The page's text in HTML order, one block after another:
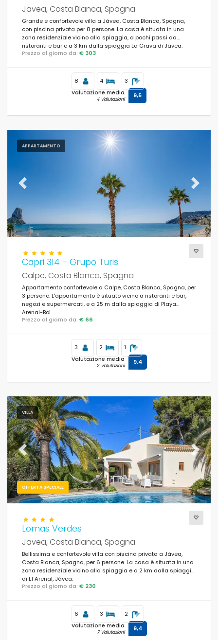
Javea, Costa Blanca, Spagna
Grande e confortevole villa a Jávea, Costa Blanca, Spagna,
con piscina privata per 8 persone. La casa è situata in una
zona residenziale vicino alla spiaggia, a pochi passi da
ristoranti e bar e a 3 km dalla spiaggia La Grava di Jávea.
Prezzo al giorno da: € 303
8 4 3
Valutazione media
4 Valutazioni 9,5
APPARTAMENTO
Previous Next
Capri 314 - Grupo Turis
Calpe, Costa Blanca, Spagna
Appartamento confortevole a Calpe, Costa Blanca, Spagna, per
3 persone. L'appartamento è situato vicino a ristoranti e bar,
negozi e supermercati, e a 25 m dalla spiaggia di Playa
Arenal-Bol.
Prezzo al giorno da: € 66
3 2 1
Valutazione media
2 Valutazioni 9,4
VILLA
OFFERTA SPECIALE
Previous Next
Lomas Verdes
Javea, Costa Blanca, Spagna
Bellissima e confortevole villa con piscina privata a Jávea,
Costa Blanca, Spagna, per 6 persone. La casa è situata in una
zona residenziale vicino alla spiaggia e a 2 km dalla spiaggia
di El Arenal, Jávea.
Prezzo al giorno da: € 230
6 3 2
Valutazione media
7 Valutazioni 9,4